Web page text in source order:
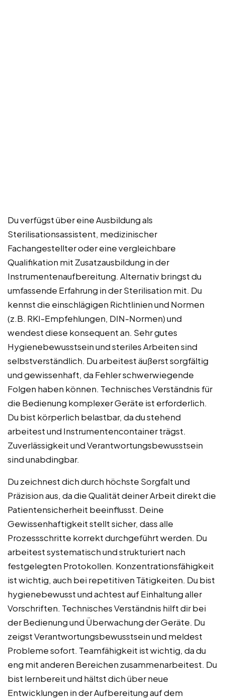
Du verfügst über eine Ausbildung als
Sterilisationsassistent, medizinischer
Fachangestellter oder eine vergleichbare
Qualifikation mit Zusatzausbildung in der
Instrumentenaufbereitung. Alternativ bringst du
umfassende Erfahrung in der Sterilisation mit. Du
kennst die einschlägigen Richtlinien und Normen
(z.B. RKI-Empfehlungen, DIN-Normen) und
wendest diese konsequent an. Sehr gutes
Hygienebewusstsein und steriles Arbeiten sind
selbstverständlich. Du arbeitest äußerst sorgfältig
und gewissenhaft, da Fehler schwerwiegende
Folgen haben können. Technisches Verständnis für
die Bedienung komplexer Geräte ist erforderlich.
Du bist körperlich belastbar, da du stehend
arbeitest und Instrumentencontainer trägst.
Zuverlässigkeit und Verantwortungsbewusstsein
sind unabdingbar.
Du zeichnest dich durch höchste Sorgfalt und
Präzision aus, da die Qualität deiner Arbeit direkt die
Patientensicherheit beeinflusst. Deine
Gewissenhaftigkeit stellt sicher, dass alle
Prozessschritte korrekt durchgeführt werden. Du
arbeitest systematisch und strukturiert nach
festgelegten Protokollen. Konzentrationsfähigkeit
ist wichtig, auch bei repetitiven Tätigkeiten. Du bist
hygienebewusst und achtest auf Einhaltung aller
Vorschriften. Technisches Verständnis hilft dir bei
der Bedienung und Überwachung der Geräte. Du
zeigst Verantwortungsbewusstsein und meldest
Probleme sofort. Teamfähigkeit ist wichtig, da du
eng mit anderen Bereichen zusammenarbeitest. Du
bist lernbereit und hältst dich über neue
Entwicklungen in der Aufbereitung auf dem